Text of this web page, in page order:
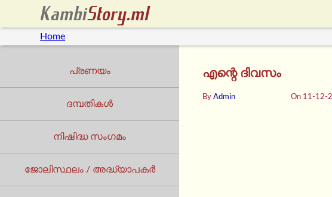
Home
പ്രണയം
ദമ്പതികൾ
നിഷിദ്ധ സംഗമം
ജോലിസ്ഥലം / അദ്ധ്യാപകർ
എന്റെ ദിവസം
ByAdmin On 11-12-